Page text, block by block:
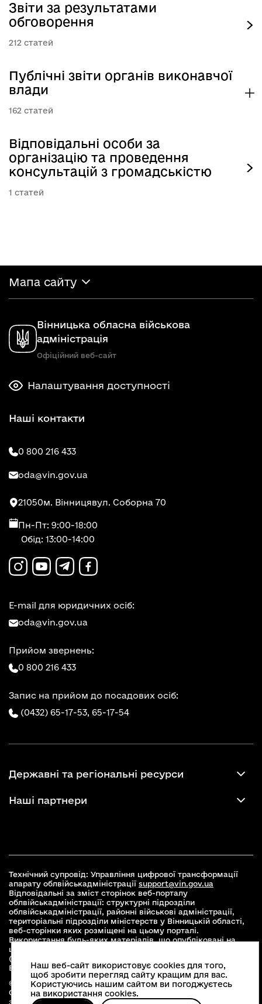
Звіти за результатами
обговорення
212
Публічні звіти органів виконавчої
влади
162
Відповідальні особи за
організацію та проведення
консультацій з громадськістю
1
Мапа сайту
Вінницька обласна військова
адміністрація
Офіційний веб-сайт
Налаштування доступності
Наші контакти
0 800 216 433
oda@vin.gov.ua
21050м. Вінницявул. Соборна 70
Пн-Пт: 9:00-18:00
Обід: 13:00-14:00
E-mail для юридичних осіб:
oda@vin.gov.ua
Прийом звернень:
0 800 216 433
Запис на прийом до посадових осіб:
(0432) 65-17-53, 65-17-54
Державні та регіональні ресурси
Наші партнери
Технічний супровід: Управління цифрової трансформації
апарату облвійськадміністрації support@vin.gov.ua
Відповідальні за зміст сторінок веб-порталу
облвійськадміністрації: структурні підрозділи
облвійськадміністрації, районні військові адміністрації,
територіальні підрозділи міністерств у Вінницькій області,
веб-сторінки яких розміщені на цьому порталі.
Використання будь-яких матеріалів, що опубліковані на
цьому сайті, дозволяється при умові зазначення посилання
(для інтернет-видань - гіперпосилання) на офіційний сайт
Вінницької облвійськадміністраціїwww.vin.gov.ua.
© 2026 Весь контент доступний за ліцензією Creative
Commons Attribution 4.0 International license, якщо не
зазначено інше
Наш веб-сайт використовує cookies для того,
щоб зробити перегляд сайту кращим для вас.
Користуючись нашим сайтом ви погоджуєтесь
на використання cookies.